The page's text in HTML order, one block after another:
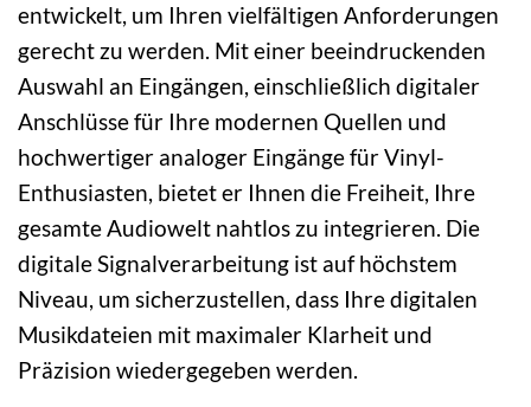
entwickelt, um Ihren vielfältigen Anforderungen
gerecht zu werden. Mit einer beeindruckenden
Auswahl an Eingängen, einschließlich digitaler
Anschlüsse für Ihre modernen Quellen und
hochwertiger analoger Eingänge für Vinyl-
Enthusiasten, bietet er Ihnen die Freiheit, Ihre
gesamte Audiowelt nahtlos zu integrieren. Die
digitale Signalverarbeitung ist auf höchstem
Niveau, um sicherzustellen, dass Ihre digitalen
Musikdateien mit maximaler Klarheit und
Präzision wiedergegeben werden.